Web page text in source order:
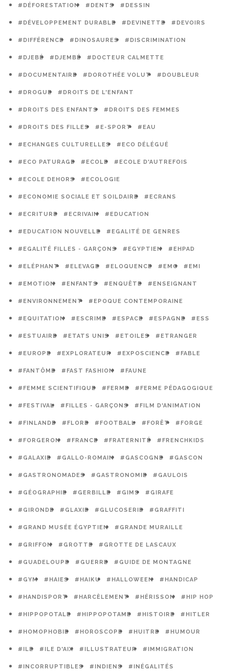
#DÉFORESTATION #DENTS #DESSIN
#DÉVELOPPEMENT DURABLE #DEVINETTE #DEVOIRS
#DIFFÉRENCE #DINOSAURES #DISCRIMINATION
#DJEBÉ #DJEMBÉ #DOCTEUR CALMETTE
#DOCUMENTAIRE #DOROTHÉE VOLUT #DOUBLEUR
#DROGUE #DROITS DE L'ENFANT
#DROITS DES ENFANTS #DROITS DES FEMMES
#DROITS DES FILLES #E-SPORT #EAU
#ECHANGES CULTURELLES #ECO DÉLÉGUÉ
#ECO PATURAGE #ECOLE #ECOLE D'AUTREFOIS
#ECOLE DEHORS #ECOLOGIE
#ECONOMIE SOCIALE ET SOILDAIRE #ECRANS
#ECRITURE #ECRIVAIN #EDUCATION
#EDUCATION NOUVELLE #EGALITÉ DE GENRES
#EGALITÉ FILLES - GARÇONS #EGYPTIEN #EHPAD
#ELÉPHANT #ELEVAGE #ELOQUENCE #EMC #EMI
#EMOTION #ENFANTS #ENQUÊTE #ENSEIGNANT
#ENVIRONNEMENT #EPOQUE CONTEMPORAINE
#EQUITATION #ESCRIME #ESPACE #ESPAGNE #ESS
#ESTUAIRE #ETATS UNIS #ETOILES #ETRANGER
#EUROPE #EXPLORATEUR #EXPOSCIENCE #FABLE
#FANTÔME #FAST FASHION #FAUNE
#FEMME SCIENTIFIQUE #FERME #FERME PÉDAGOGIQUE
#FESTIVAL #FILLES - GARÇONS #FILM D'ANIMATION
#FINLANDE #FLORE #FOOTBALL #FORÊT #FORGE
#FORGERON #FRANCE #FRATERNITÉ #FRENCHKIDS
#GALAXIE #GALLO-ROMAIN #GASCOGNE #GASCON
#GASTRONOMADES #GASTRONOMIE #GAULOIS
#GÉOGRAPHIE #GERBILLE #GIMS #GIRAFE
#GIRONDE #GLAXIE #GLUCOSERIE #GRAFFITI
#GRAND MUSÉE ÉGYPTIEN #GRANDE MURAILLE
#GRIFFON #GROTTE #GROTTE DE LASCAUX
#GUADELOUPE #GUERRE #GUIDE DE MONTAGNE
#GYM #HAIES #HAIKU #HALLOWEEN #HANDICAP
#HANDISPORT #HARCÈLEMENT #HÉRISSON #HIP HOP
#HIPPOPOTALE #HIPPOPOTAME #HISTOIRE #HITLER
#HOMOPHOBIE #HOROSCOPE #HUITRE #HUMOUR
#ILE #ILE D'AIX #ILLUSTRATEUR #IMMIGRATION
#INCORRUPTIBLES #INDIENS #INÉGALITÉS